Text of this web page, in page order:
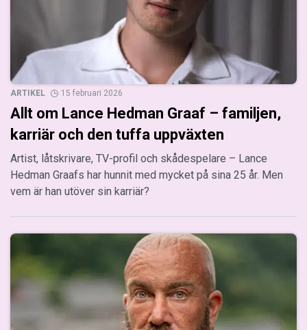
ARTIKEL 15 februari 2026
Allt om Lance Hedman Graaf – familjen,
karriär och den tuffa uppväxten
Artist, låtskrivare, TV-profil och skådespelare – Lance
Hedman Graafs har hunnit med mycket på sina 25 år. Men
vem är han utöver sin karriär?